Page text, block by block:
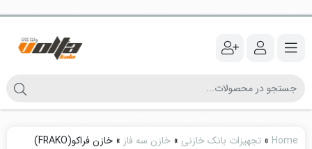
Home
» تجهیزات بانک خازنی » خازن سه فاز » خازن فراکو(FRAKO)